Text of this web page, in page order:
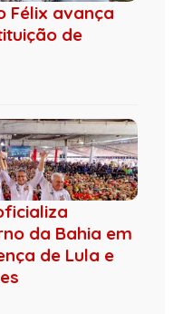
Félix avança
de
da Bahia em
de Lula e